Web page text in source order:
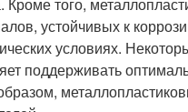
устойчивых к
условиях.
поддерживать